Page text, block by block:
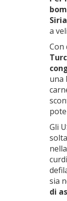
a
Con
una
Gli
sia
di